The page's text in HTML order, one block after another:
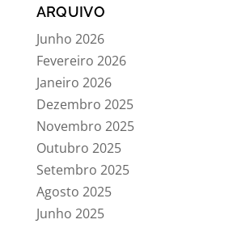
ARQUIVO
Junho 2026
Fevereiro 2026
Janeiro 2026
Dezembro 2025
Novembro 2025
Outubro 2025
Setembro 2025
Agosto 2025
Junho 2025